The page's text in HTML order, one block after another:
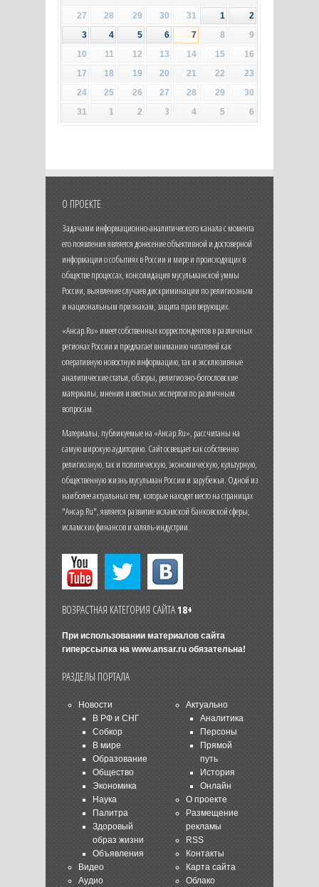
27 28 29 30 31 1
2
3
4 5 6 7 8
9
10
11 12 13 14 15
16
17
18 19 20 21 22
23
24
25 26 27 28 29
30
31
1 2 3 4 5 6
О ПРОЕКТЕ
Задачами информационно-аналитического канала с момента
его появления является донесение объективной и достоверной
информации о событиях в России и мире и происходящих в
обществе процессах, консолидация мусульманской уммы
России, выявление случаев дискриминации по религиозным
и национальным признакам, защита прав верующих.
«Ансар.Ru» имеет собственных корреспондентов в различных
регионах России и предлагает вниманию читателей как
оперативную новостную информацию, так и эксклюзивные
аналитические статьи, обзоры, религиозно-богословские
материалы, мнения известных экспертов по различным
вопросам.
Материалы, публикуемые на «Ансар.Ru», рассчитаны на
самую широкую аудиторию. Сайт освещает как собственно
религиозную, так и политическую, экономическую, культурную,
общественную жизнь мусульман России и зарубежья. Одной из
наиболее актуальных тем, которые находят место на страницах
"Ансар.Ru", является развитие исламской банковской сферы,
исламских финансов и халяль-индустрии.
ВОЗРАСТНАЯ КАТЕГОРИЯ САЙТА18+
При использовании материалов сайта
гиперссылка на www.ansar.ruобязательна!
РАЗДЕЛЫ ПОРТАЛА
Новости
В РФ и СНГ
Собкор
В мире
Образование
Общество
Экономика
Наука
Палитра
Здоровый
образ жизни
Объявления
Видео
Аудио
Актуально
Аналитика
Персоны
Прямой
путь
История
Онлайн
О проекте
Размещение
рекламы
RSS
Контакты
Карта сайта
Облако